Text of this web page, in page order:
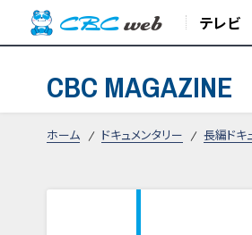
テレビ
CBC MAGAZINE
ホーム ドキュメンタリー 長編ドキ